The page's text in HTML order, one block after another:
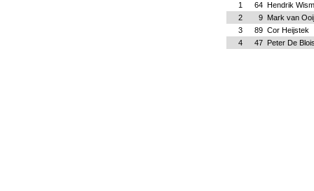
1
64 Hendrik
2
9 Mark van Ooij
3
89 Cor Heijstek
4
47 Peter De